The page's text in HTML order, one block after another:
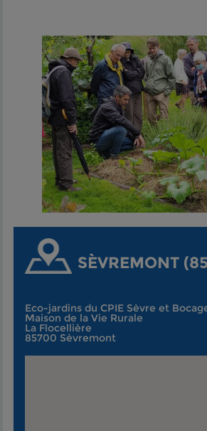
SÈVREMONT
Eco-jardins du CPIE Sèvre et
Maison de la Vie Rurale
La Flocellière
85700 Sèvremont